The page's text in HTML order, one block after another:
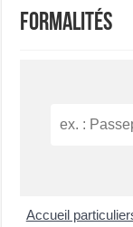
Formalités
Accueil